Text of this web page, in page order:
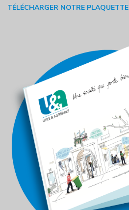
TÉLÉCHARGER NOTRE PLAQUETTE